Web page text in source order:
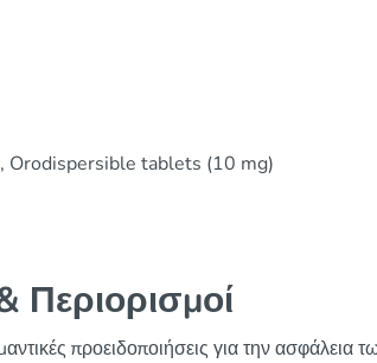
Orodispersible tablets (10 mg)
Περιορισμοί
προειδοποιήσεις για την ασφάλεια